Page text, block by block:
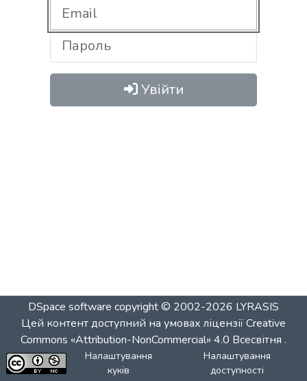
Увійти
DSpace software copyright © 2002-2026 LYRASIS
Цей контент доступний на умовах ліцензіїCreative
Commons «Attribution-NonCommercial» 4.0 Всесвітня .
Налаштування
куків
Налаштування
доступності